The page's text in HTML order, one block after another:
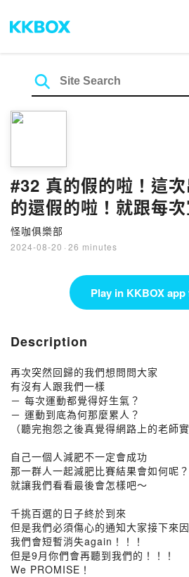
#32 真的假的啦！這
的還假的啦！就跟每
運動也都不知道是真的
啦！
怪咖俱樂部
2024-08-20 · 26 minutes
Play in KKBOX
Description
再次突然回歸的我們想問問大家
有沒有人跟我們一樣
－ 每次運動都覺得好生氣？
－ 運動到底為何那麼累人？
（聽完抱怨之後真覺得網路上的老師
自己一個人減肥不一定會成功
那一群人一起減肥比賽結果會如何呢？
就讓我們看看最後會怎樣吧～
千挑百選的日子終於到來
但是我們必須傷心的通知大家接下來
我們會短暫消失again！！！
但是9月你們會再聽到我們的！！！
We PROMISE！